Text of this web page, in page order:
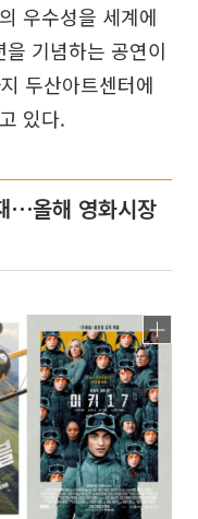
우수성을 세계에
기념하는 공연이
두산아트센터에
있다.
⋯올해 영화시장